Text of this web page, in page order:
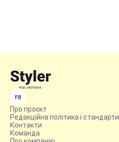
FB
Про проєкт
Редакційна політика і стандарти
Контакти
Команда